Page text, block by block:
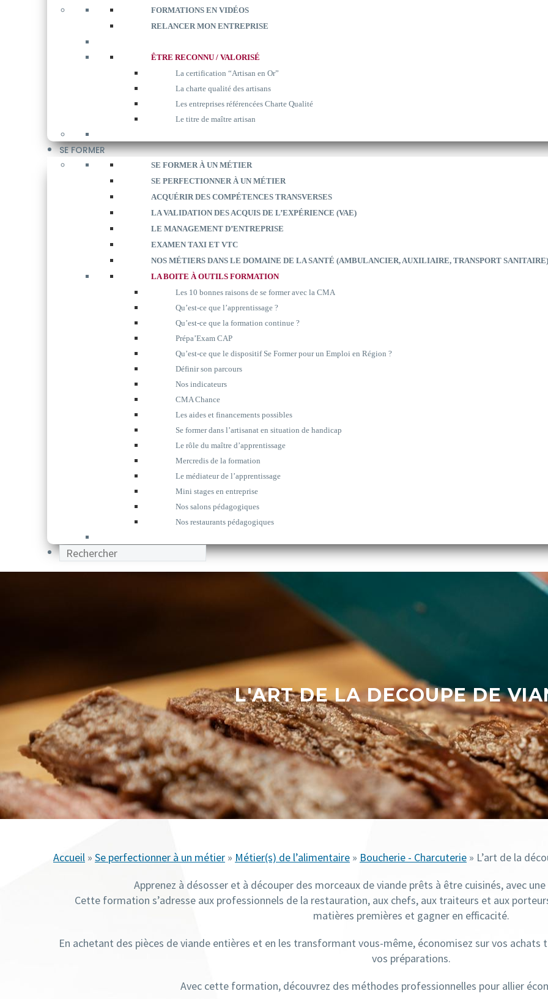
FORMATIONS EN VIDÉOS
RELANCER MON ENTREPRISE
ÊTRE RECONNU / VALORISÉ
La certification “Artisan en Or”
La charte qualité des artisans
Les entreprises référencées Charte Qualité
Le titre de maître artisan
SE FORMER
SE FORMER À UN MÉTIER
SE PERFECTIONNER À UN MÉTIER
ACQUÉRIR DES COMPÉTENCES TRANSVERSES
LA VALIDATION DES ACQUIS DE L’EXPÉRIENCE (VAE)
LE MANAGEMENT D’ENTREPRISE
EXAMEN TAXI ET VTC
NOS MÉTIERS DANS LE DOMAINE DE LA SANTÉ (AMBULANCIER, AUXILIAIRE, TRANSPORT SANITAIRE)
LA BOITE À OUTILS FORMATION
Les 10 bonnes raisons de se former avec la CMA
Qu’est-ce que l’apprentissage ?
Qu’est-ce que la formation continue ?
Prépa’Exam CAP
Qu’est-ce que le dispositif Se Former pour un Emploi en Région ?
Définir son parcours
Nos indicateurs
CMA Chance
Les aides et financements possibles
Se former dans l’artisanat en situation de handicap
Le rôle du maître d’apprentissage
Mercredis de la formation
Le médiateur de l’apprentissage
Mini stages en entreprise
Nos salons pédagogiques
Nos restaurants pédagogiques
L'ART DE LA DECOUPE DE
Accueil » Se perfectionner à un métier » Métier(s) de l’alimentaire » Boucherie - Charcuterie » L’art de la
Apprenez à désosser et à découper des morceaux de viande prêts à être cuisinés, avec
Cette formation s’adresse aux professionnels de la restauration, aux chefs, aux traiteurs et aux
matières premières et gagner en efficacité.
En achetant des pièces de viande entières et en les transformant vous-même, économisez sur vos
vos préparations.
Avec cette formation, découvrez des méthodes professionnelles pour allier